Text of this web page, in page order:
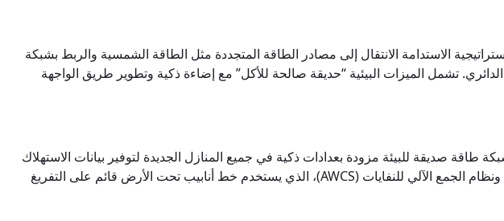
هلسنكي في أن تصبح مدينة محايدة من حيث الأثر الكربوني بحلول عام 2035. وتتضمن استراتيجية الاستدامة الانتقال إلى مصادر الطاقة المتجددة مثل الطاقة الشمسية والربط بشبكة
تشمل الميزات البيئية “حديقة صالحة للأكل” مع إضاءة ذكية وتطوير طريق الواجهة
طاقة صديقة للبيئة مزودة بعدادات ذكية في جميع المنازل الجديدة لتوفير بيانات الاستهلاك
في الوقت الفعلي. وتشمل الابتكارات الرئيسية تجريب حافلات مكوكية كهربائية ذاتية القيادة للنقل “الميل الأخير” ونظام الجمع الآلي للنفايات (AWCS)، الذي يستخدم خط أنابيب تحت الأرض قائم على التفريغ